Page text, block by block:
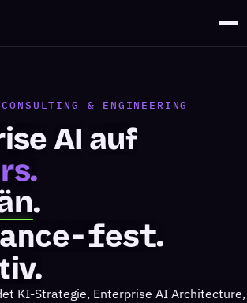
& ENGINEERING
AI auf
.
fest.
KI-Strategie, Enterprise AI Architecture,